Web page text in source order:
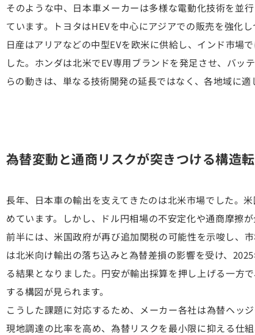
そのような中、日本車メーカーは多様な電動化技術を並
ています。トヨタはHEVを中心にアジアでの販売を強化
日産はアリアなどの中型EVを欧米に供給し、インド市場
した。ホンダは北米でEV専用ブランドを発足させ、バッ
らの動きは、単なる技術開発の延長ではなく、各地域に適
為替変動と通商リスクが突きつける構造
長年、日本車の輸出を支えてきたのは北米市場でした。
めています。しかし、ドル円相場の不安定化や通商摩擦
前半には、米国政府が再び追加関税の可能性を示唆し、
は北米向け輸出の落ち込みと為替差損の影響を受け、
る結果となりました。円安が輸出採算を押し上げる一方
する構図が見られます。
こうした課題に対応するため、メーカー各社は為替ヘッ
現地調達の比率を高め、為替リスクを最小限に抑える仕